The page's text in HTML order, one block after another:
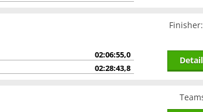
02:06:55,0
02:28:43,8
Finisher: